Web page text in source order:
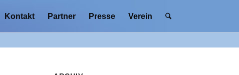
Kontakt Partner Presse Verein